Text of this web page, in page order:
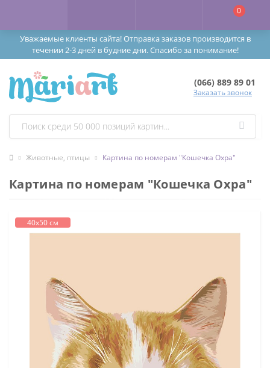
Уважаемые клиенты сайта! Отправка заказов производится в
течении 2-3 дней в будние дни. Спасибо за понимание!
0
(066) 889 89 01
Заказать звонок
Животные, птицы Картина по номерам "Кошечка Охра"
Картина по номерам "Кошечка Охра"
40х50 см